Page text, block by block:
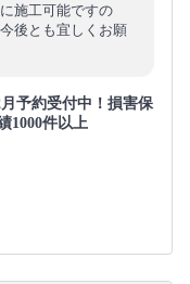
施工可能ですの
後とも宜しくお願
月予約受付中！損害保
1000件以上